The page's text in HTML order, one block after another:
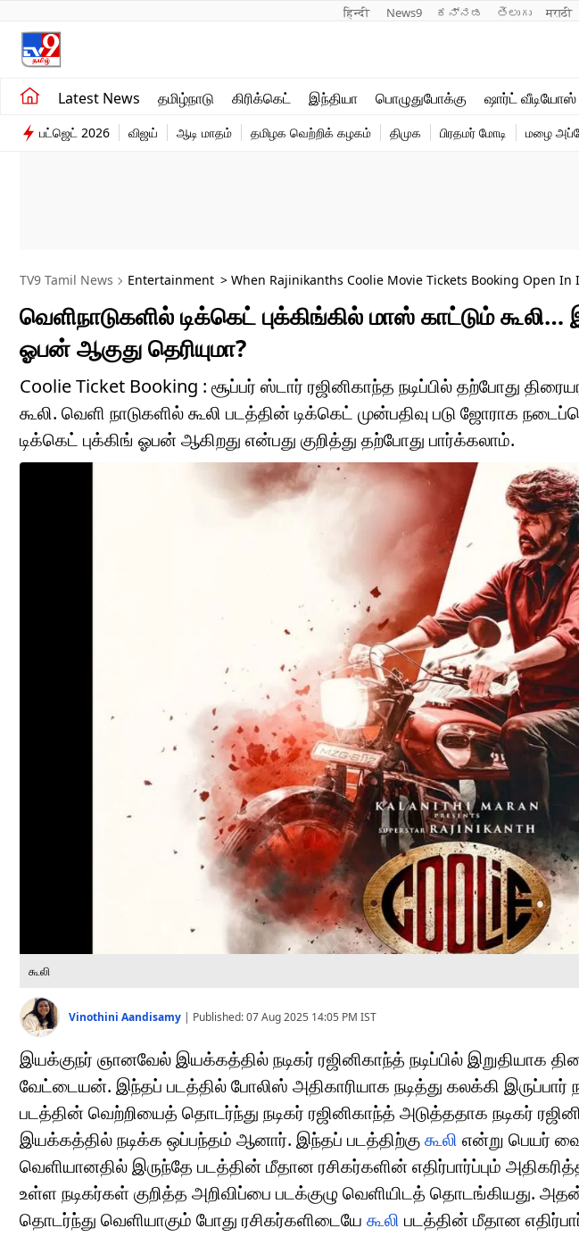
हिन्दी News9 ಕನ್ನಡ తెలుగు मराठी
Latest News தமிழ்நாடு கிரிக்கெட் இந்தியா பொழுதுபோக்கு ஷார்ட் வீடியோஸ்
சமீபத்திய செய்திகள்
தமிழ்நாடு
விளையாட்டு
வணிகம்
பட்ஜெட் 2026 விஜய் ஆடி மாதம் தமிழக வெற்றிக் கழகம் திமுக பிரதமர் மோடி மழை
TV9 Tamil News Entertainment > When Rajinikanths Coolie Movie Tickets Booking Open In
வெளிநாடுகளில் டிக்கெட் புக்கிங்கில் மாஸ் காட்டும் கூலி…
ஓபன் ஆகுது தெரியுமா?
Coolie Ticket Booking : சூப்பர் ஸ்டார் ரஜினிகாந்த நடிப்பில் தற்போது
கூலி. வெளி நாடுகளில் கூலி படத்தின் டிக்கெட் முன்பதிவு படு ஜோராக
டிக்கெட் புக்கிங் ஓபன் ஆகிறது என்பது குறித்து தற்போது பார்க்கலாம்.
கூலி
Vinothini Aandisamy | Published:07 Aug 2025 14:05 PM IST
இயக்குநர் ஞானவேல் இயக்கத்தில் நடிகர் ரஜினிகாந்த் நடிப்பில் இறுதியாக
வேட்டையன். இந்தப் படத்தில் போலிஸ் அதிகாரியாக நடித்து கலக்கி இருப்பார்
படத்தின் வெற்றியைத் தொடர்ந்து நடிகர் ரஜினிகாந்த் அடுத்ததாக நடிகர்
இயக்கத்தில் நடிக்க ஒப்பந்தம் ஆனார். இந்தப் படத்திற்குகூலி என்று பெயர்
வெளியானதில் இருந்தே படத்தின் மீதான ரசிகர்களின் எதிர்பார்ப்பும்
உள்ள நடிகர்கள் குறித்த அறிவிப்பை படக்குழு வெளியிடத் தொடங்கியது.
தொடர்ந்து வெளியாகும் போது ரசிகர்களிடையே கூலி படத்தின் மீதான